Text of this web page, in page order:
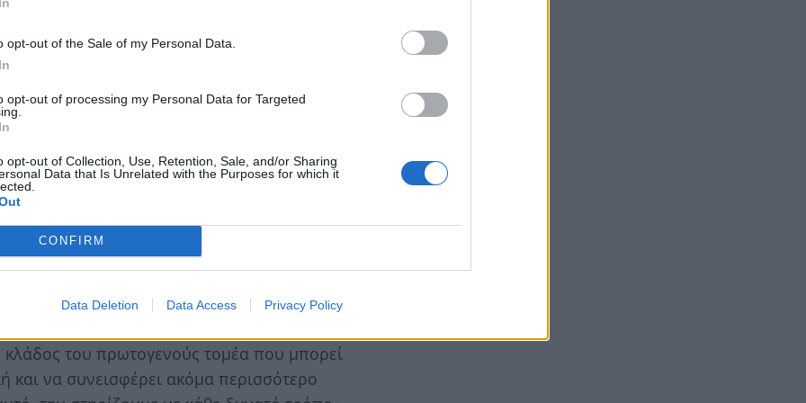
opt-out of the Sale of my Personal Data.
opt-out of processing my Personal Data for Targeted
opt-out of Collection, Use, Retention, Sale, and/or Sharing
Data that Is Unrelated with the Purposes for which it
CONFIRM
Data Deletion Data Access Privacy Policy
του γνώσεις για τον περιορισμό και την
καθώς και τους Έλληνες
με τις κτηνιατρικές υπηρεσίες και να
υπηρεσίες να καταθέσουν προτάσεις
να θωρακιστούν περαιτέρω οι
την επανάληψη ανάλογων
με το υπουργείο Εθνικής Οικονομίας
του πρωθυπουργού, Κυριάκου
δοκιμαζόμενος κτηνοτρόφους είτε
είτε διασφαλίζοντας γενναίες
κλάδος του πρωτογενούς τομέα που μπορεί
και να συνεισφέρει ακόμα περισσότερο